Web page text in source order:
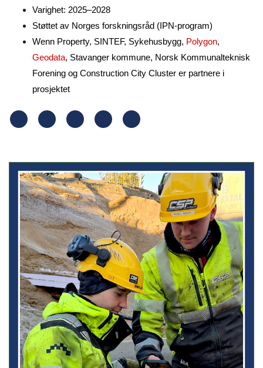
Varighet: 2025–2028
Støttet av Norges forskningsråd (IPN-program)
Wenn Property, SINTEF, Sykehusbygg, Polygon,
Geodata, Stavanger kommune, Norsk Kommunalteknisk
Forening og Construction City Cluster er partnere i
prosjektet